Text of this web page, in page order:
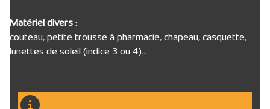
Matériel divers :
couteau, petite trousse à pharmacie, chapeau, casquette,
lunettes de soleil (indice 3 ou 4)…